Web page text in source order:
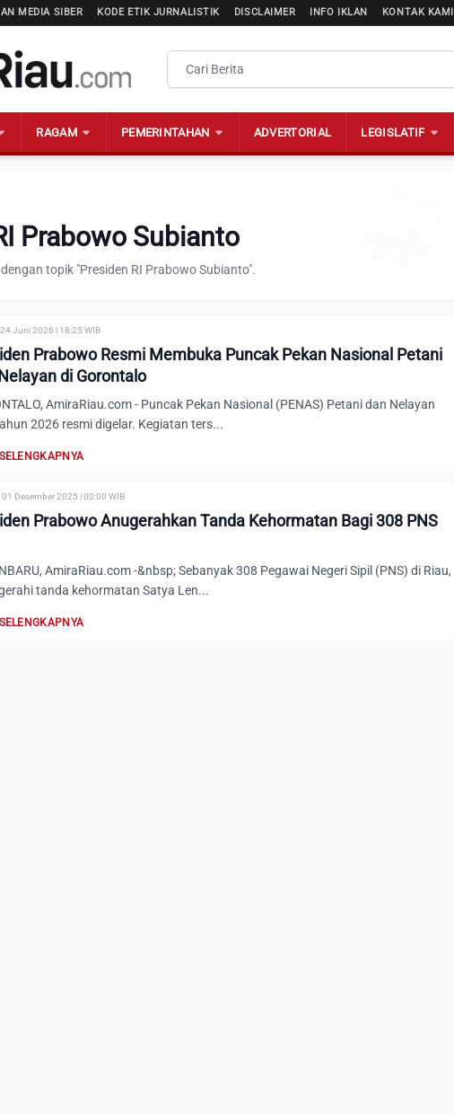
MEDIA SIBER KODE ETIK JURNALISTIK DISCLAIMER INFO IKLAN KONTAK KAMI
RAGAM PEMERINTAHAN ADVERTORIAL LEGISLATIF
Prabowo Subianto
topik "Presiden RI Prabowo Subianto".
24 Juni 2026 | 18:25 WIB
Prabowo Resmi Membuka Puncak Pekan Nasional Petani
di Gorontalo
AmiraRiau.com - Puncak Pekan Nasional (PENAS) Petani dan Nelayan
2026 resmi digelar. Kegiatan ters...
01 Desember 2025 | 00:00 WIB
Prabowo Anugerahkan Tanda Kehormatan Bagi 308 PNS
AmiraRiau.com -&nbsp; Sebanyak 308 Pegawai Negeri Sipil (PNS) di Riau,
tanda kehormatan Satya Len...